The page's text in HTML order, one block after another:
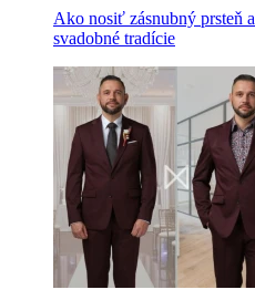
Ako nosiť zásnubný prsteň
svadobné tradície